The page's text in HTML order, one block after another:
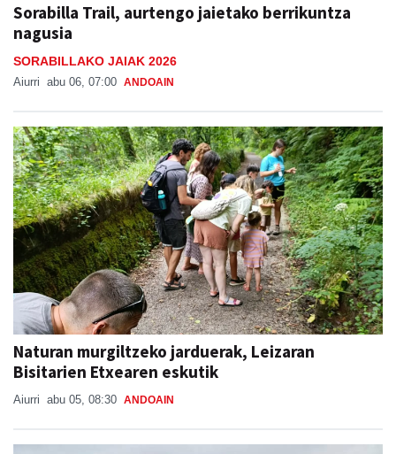
Sorabilla Trail, aurtengo jaietako berrikuntza
nagusia
SORABILLAKO JAIAK 2026
Aiurri abu 06, 07:00 ANDOAIN
Naturan murgiltzeko jarduerak, Leizaran
Bisitarien Etxearen eskutik
Aiurri abu 05, 08:30 ANDOAIN